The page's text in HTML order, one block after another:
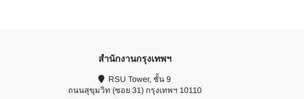
สำนักงานกรุงเทพฯ
RSU Tower, ชั้น 9
ถนนสุขุมวิท (ซอย 31) กรุงเทพฯ 10110